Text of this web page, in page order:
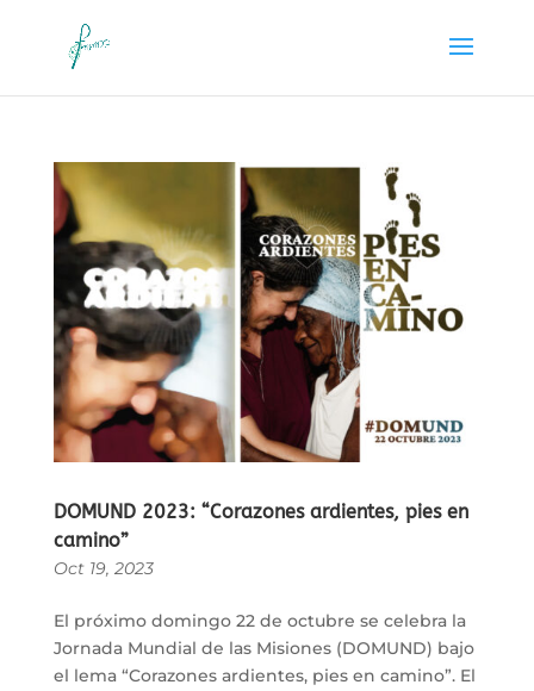
DOMUND 2023: “Corazones ardientes, pies en
camino”
Oct 19, 2023
El próximo domingo 22 de octubre se celebra la
Jornada Mundial de las Misiones (DOMUND) bajo
el lema “Corazones ardientes, pies en camino”. El